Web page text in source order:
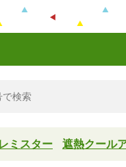
ミスター 遮熱クール